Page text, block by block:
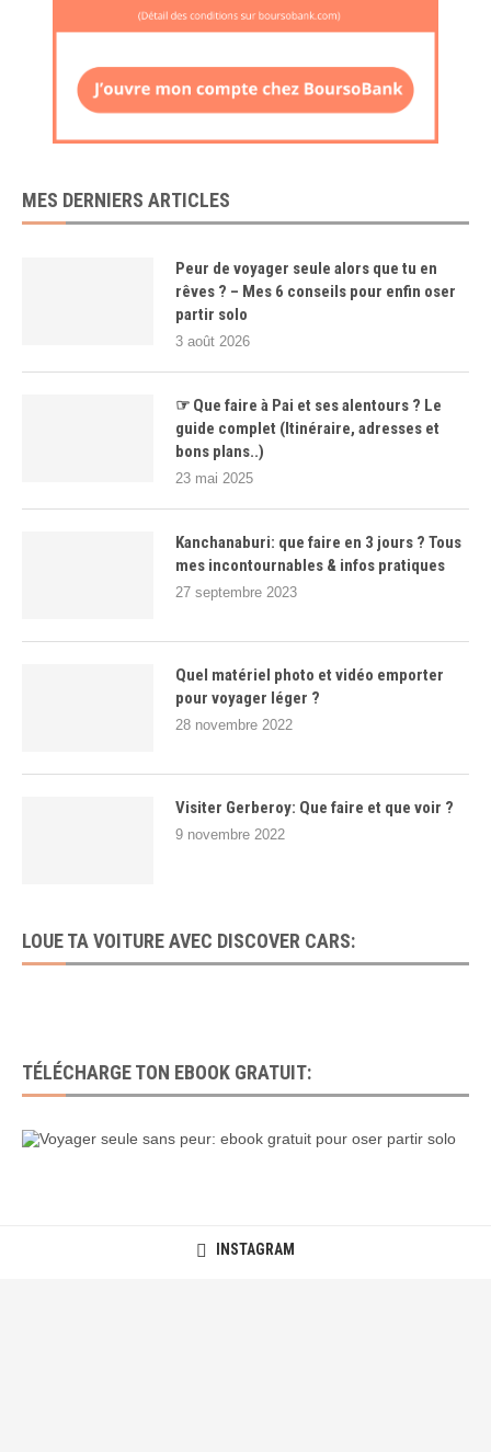
MES DERNIERS ARTICLES
Peur de voyager seule alors que tu en
rêves ? – Mes 6 conseils pour enfin oser
partir solo
3 août 2026
☞ Que faire à Pai et ses alentours ? Le
guide complet (Itinéraire, adresses et
bons plans..)
23 mai 2025
Kanchanaburi: que faire en 3 jours ? Tous
mes incontournables & infos pratiques
27 septembre 2023
Quel matériel photo et vidéo emporter
pour voyager léger ?
28 novembre 2022
Visiter Gerberoy: Que faire et que voir ?
9 novembre 2022
LOUE TA VOITURE AVEC DISCOVER CARS:
TÉLÉCHARGE TON EBOOK GRATUIT:
INSTAGRAM